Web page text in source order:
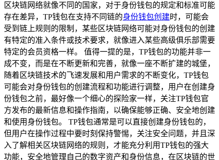
区块链网络就像不同的国家，对于身份钱包的规定和标准可能
存在差异，TP钱包在支持不同链的身份钱包创建时，可能会
受到链上规则的限制，某些区块链网络可能对身份钱包的创建
有特定的准入条件或技术要求，就像进入某些高级俱乐部需要
特定的会员资格一样。 值得一提的是，TP钱包的功能并非一
成不变，而是在不断更新和完善，就像一座不断扩建的城堡，
随着区块链技术的飞速发展和用户需求的不断变化，TP钱包
可能会对身份钱包的创建流程和功能进行调整，用户在创建身
份钱包之前，最好像一个细心的探险家一样，关注TP钱包官
方发布的最新信息和操作指南，以确保能够正确、安全地创建
和使用身份钱包。 TP钱包通常是可以直接创建身份钱包的，
但用户在操作过程中要时刻保持警惕，关注安全问题，并且深
入了解相关区块链网络的规则，才能充分利用TP钱包的强大
功能，安全地管理自己的数字资产和身份信息，在区块链的世